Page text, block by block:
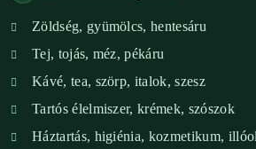
Verőce – Miegymás
XI. ker. – Lemérem
XIX. ker. – Boldog Föld
Zöldség, gyümölcs, hentesáru
Tej, tojás, méz, pékáru
Kávé, tea, szörp, italok, szesz
Tartós élelmiszer, krémek, szószok
Háztartás, higiénia, kozmetikum,